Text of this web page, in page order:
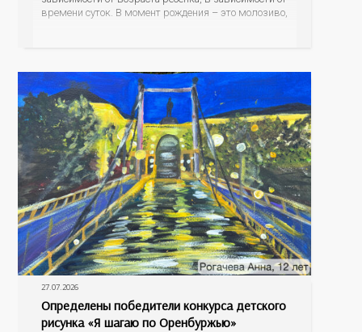
времени суток. В момент рождения – это молозиво,
27.07.2026
Определены победители конкурса детского
рисунка «Я шагаю по Оренбуржью»